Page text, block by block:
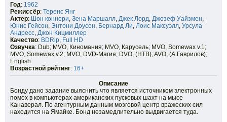
Год: 1962
Режиссёр: Теренс Янг
Актер: Шон коннери, Зена Маршалл, Джек Лорд, Джозеф Уайзмен,
Юнис Гейсон, Энтони Доусон, Бернард Ли, Лоис Максуэлл, Урсула
Андресс, Джон Кицмиллер
Качество: BDRip, Full HD
Озвучка: Dub; MVO, Киномания; MVO, Карусель; MVO, Somewax v.1;
MVO, Somewax v.2; MVO, DVD-Магия; DVO, (НТВ); AVO, (А.Гаврилов);
English
Возрастной рейтинг: 16+
Описание
Бонду дано задание выяснить что является источником электронных
помех в компьютерах американских пусковых шахт на мысе
Канаверал. По агентурным данным мозговой центр вражеских сил
находится на Ямайке. Бонд незамедлительно выдвигается туда.